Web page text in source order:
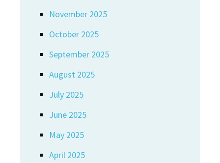
November 2025
October 2025
September 2025
August 2025
July 2025
June 2025
May 2025
April 2025